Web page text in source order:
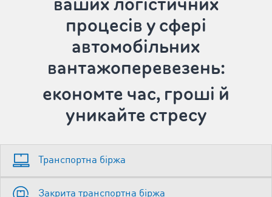
процесів у сфері
автомобільних
вантажоперевезень:
економте час, гроші й
уникайте стресу
Транспортна біржа
Закрита транспортна біржа